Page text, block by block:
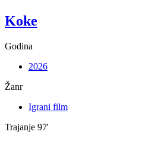
Koke
Godina
2026
Žanr
Igrani film
Trajanje 97'